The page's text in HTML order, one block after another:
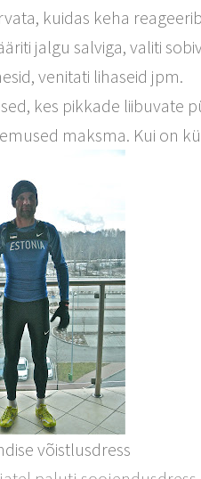
kuidas keha
jalgu salviga, valiti
venitati lihaseid jpm.
kes pikkade liibuvate
maksma. Kui on
võistlusdress